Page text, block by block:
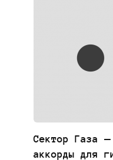
Сектор Газа
аккорды для